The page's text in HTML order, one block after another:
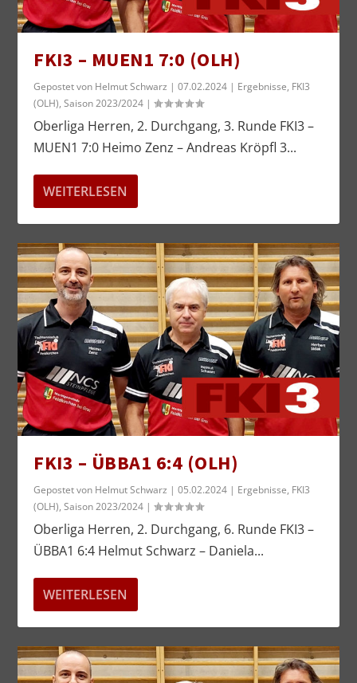
FKI3 – MUEN1 7:0 (OLH)
Gepostet von Helmut Schwarz |07.02.2024 | Ergebnisse, FKI3
(OLH),Saison 2023/2024 |
Oberliga Herren, 2. Durchgang, 3. Runde FKI3 –
MUEN1 7:0 Heimo Zenz – Andreas Kröpfl 3...
WEITERLESEN
FKI3 – ÜBBA1 6:4 (OLH)
Gepostet von Helmut Schwarz |05.02.2024 | Ergebnisse, FKI3
(OLH),Saison 2023/2024 |
Oberliga Herren, 2. Durchgang, 6. Runde FKI3 –
ÜBBA1 6:4 Helmut Schwarz – Daniela...
WEITERLESEN